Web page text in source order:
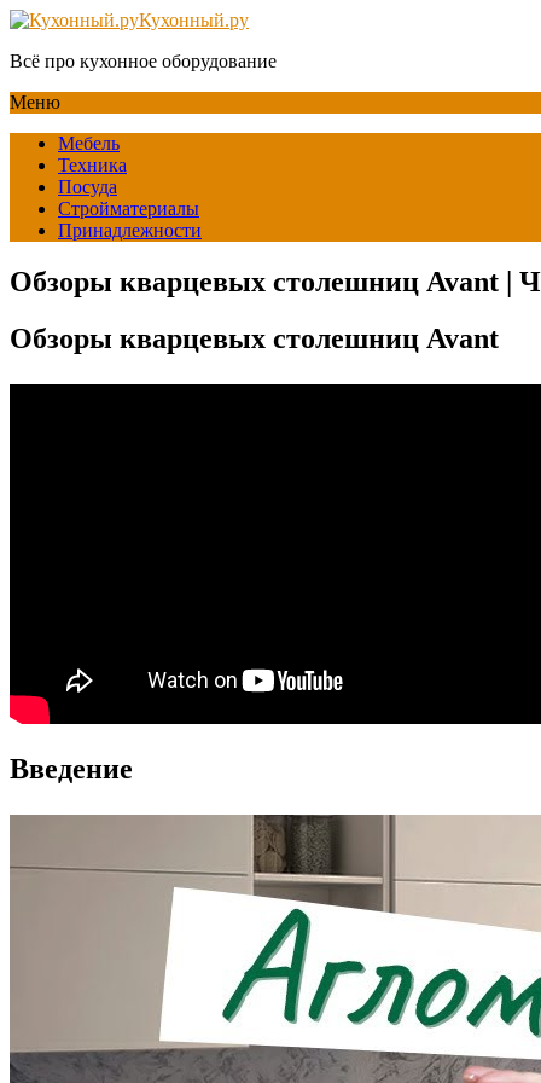
Кухонный.ру
Всё про кухонное оборудование
Меню
Мебель
Техника
Посуда
Стройматериалы
Принадлежности
Обзоры кварцевых столешниц Avant |
Обзоры кварцевых столешниц Avant
Введение